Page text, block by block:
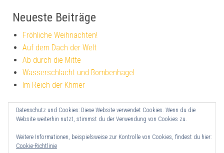
Neueste Beiträge
Fröhliche Weihnachten!
Auf dem Dach der Welt
Ab durch die Mitte
Wasserschlacht und Bombenhagel
Im Reich der Khmer
Impressum
Datenschutzerklärung
Datenschutz und Cookies: Diese Website verwendet Cookies. Wenn du die
Website weiterhin nutzt, stimmst du der Verwendung von Cookies zu.
Weitere Informationen, beispielsweise zur Kontrolle von Cookies, findest du hier:
Cookie-Richtlinie